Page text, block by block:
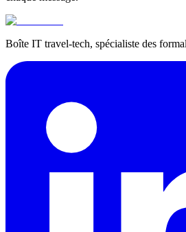
Boîte IT travel-tech, spécialiste des